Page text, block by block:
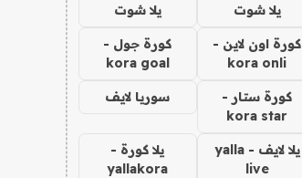
يلا شوت يلا شوت
كورة اون لاين -
kora onli
كورة جول -
kora goal
كورة ستار -
kora star
سوريا لايف
يلا لايف - yalla
live
يلا كورة -
yallakora